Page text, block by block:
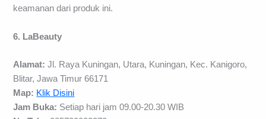
keamanan dari produk ini.
6. LaBeauty
Alamat: Jl. Raya Kuningan, Utara, Kuningan, Kec. Kanigoro,
Blitar, Jawa Timur 66171
Map: Klik Disini
Jam Buka: Setiap hari jam 09.00-20.30 WIB